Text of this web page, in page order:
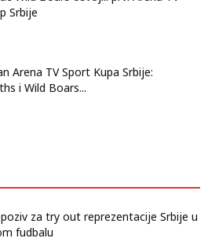
Srbije
Arena TV Sport Kupa Srbije:
i Wild Boars...
za try out reprezentacije Srbije u
fudbalu